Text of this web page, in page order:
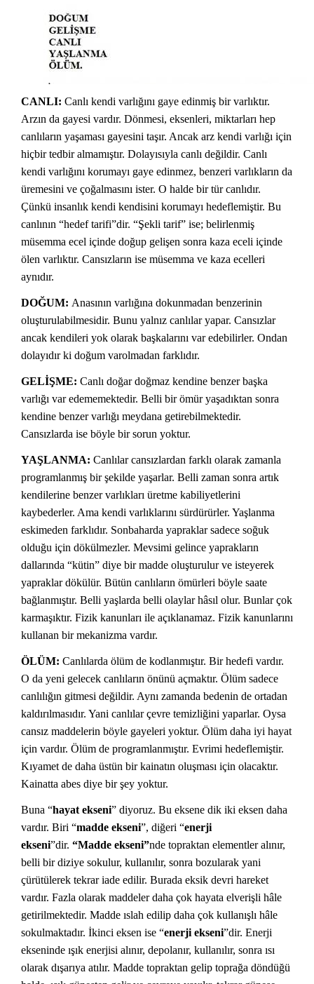
CANLI: Canlı kendi varlığını gaye edinmiş bir varlıktır.
Arzın da gayesi vardır. Dönmesi, eksenleri, miktarları hep
canlıların yaşaması gayesini taşır. Ancak arz kendi varlığı için
hiçbir tedbir almamıştır. Dolayısıyla canlı değildir. Canlı
kendi varlığını korumayı gaye edinmez, benzeri varlıkların da
üremesini ve çoğalmasını ister. O halde bir tür canlıdır.
Çünkü insanlık kendi kendisini korumayı hedeflemiştir. Bu
canlının “hedef tarifi”dir. “Şekli tarif” ise; belirlenmiş
müsemma ecel içinde doğup gelişen sonra kaza eceli içinde
ölen varlıktır. Cansızların ise müsemma ve kaza ecelleri
aynıdır.
DOĞUM: Anasının varlığına dokunmadan benzerinin
oluşturulabilmesidir. Bunu yalnız canlılar yapar. Cansızlar
ancak kendileri yok olarak başkalarını var edebilirler. Ondan
dolayıdır ki doğum varolmadan farklıdır.
GELİŞME: Canlı doğar doğmaz kendine benzer başka
varlığı var edememektedir. Belli bir ömür yaşadıktan sonra
kendine benzer varlığı meydana getirebilmektedir.
Cansızlarda ise böyle bir sorun yoktur.
YAŞLANMA: Canlılar cansızlardan farklı olarak zamanla
programlanmış bir şekilde yaşarlar. Belli zaman sonra artık
kendilerine benzer varlıkları üretme kabiliyetlerini
kaybederler. Ama kendi varlıklarını sürdürürler. Yaşlanma
eskimeden farklıdır. Sonbaharda yapraklar sadece soğuk
olduğu için dökülmezler. Mevsimi gelince yaprakların
dallarında “kütin” diye bir madde oluşturulur ve isteyerek
yapraklar dökülür. Bütün canlıların ömürleri böyle saate
bağlanmıştır. Belli yaşlarda belli olaylar hâsıl olur. Bunlar çok
karmaşıktır. Fizik kanunları ile açıklanamaz. Fizik kanunlarını
kullanan bir mekanizma vardır.
ÖLÜM: Canlılarda ölüm de kodlanmıştır. Bir hedefi vardır.
O da yeni gelecek canlıların önünü açmaktır. Ölüm sadece
canlılığın gitmesi değildir. Aynı zamanda bedenin de ortadan
kaldırılmasıdır. Yani canlılar çevre temizliğini yaparlar. Oysa
cansız maddelerin böyle gayeleri yoktur. Ölüm daha iyi hayat
için vardır. Ölüm de programlanmıştır. Evrimi hedeflemiştir.
Kıyamet de daha üstün bir kainatın oluşması için olacaktır.
Kainatta abes diye bir şey yoktur.
Buna “hayat ekseni” diyoruz. Bu eksene dik iki eksen daha
vardır. Biri “madde ekseni”, diğeri “enerji
ekseni”dir. “Madde ekseni”nde topraktan elementler alınır,
belli bir diziye sokulur, kullanılır, sonra bozularak yani
çürütülerek tekrar iade edilir. Burada eksik devri hareket
vardır. Fazla olarak maddeler daha çok hayata elverişli hâle
getirilmektedir. Madde ıslah edilip daha çok kullanışlı hâle
sokulmaktadır. İkinci eksen ise “enerji ekseni”dir. Enerji
ekseninde ışık enerjisi alınır, depolanır, kullanılır, sonra ısı
olarak dışarıya atılır. Madde topraktan gelip toprağa döndüğü